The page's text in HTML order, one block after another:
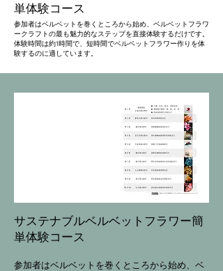
単体験コース
参加者はベルベットを巻くところから始め、ベルベットフラワ
ークラフトの最も魅力的なステップを直接体験するだけです。
体験時間は約1時間で、短時間でベルベットフラワー作りを体
験するのに適しています。
サステナブルベルベットフラワー簡
単体験コース
参加者はベルベットを巻くところから始め、ベ